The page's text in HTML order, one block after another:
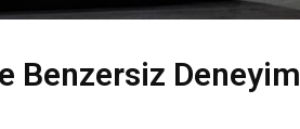
Benzersiz Deneyim